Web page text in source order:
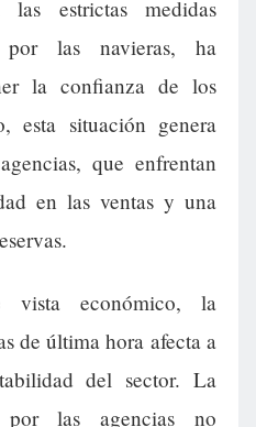
estrictas medidas
por las navieras, ha
la confianza de los
esta situación genera
que enfrentan
en las ventas y una
económico, la
de última hora afecta a
del sector. La
por las agencias no